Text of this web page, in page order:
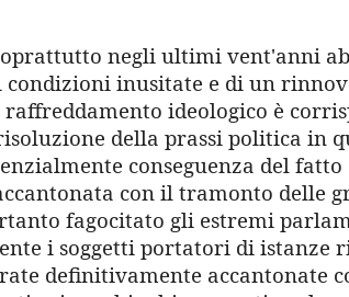
negli ultimi vent'anni
inusitate e di un
ideologico è
della prassi politica in
conseguenza del fatto
con il tramonto delle
fagocitato gli estremi
i soggetti portatori di istanze
definitivamente accantonate